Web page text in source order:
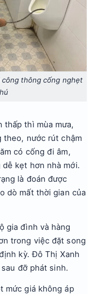
thông cống nghẹt
thấp thì mùa mưa,
nước rút chậm
có cống đi âm,
kẹt hơn nhà mới.
là đoán được
dò mất thời gian của
gia đình và hàng
trong việc đặt song
kỳ. Đô Thị Xanh
đỡ phát sinh.
mức giá không áp